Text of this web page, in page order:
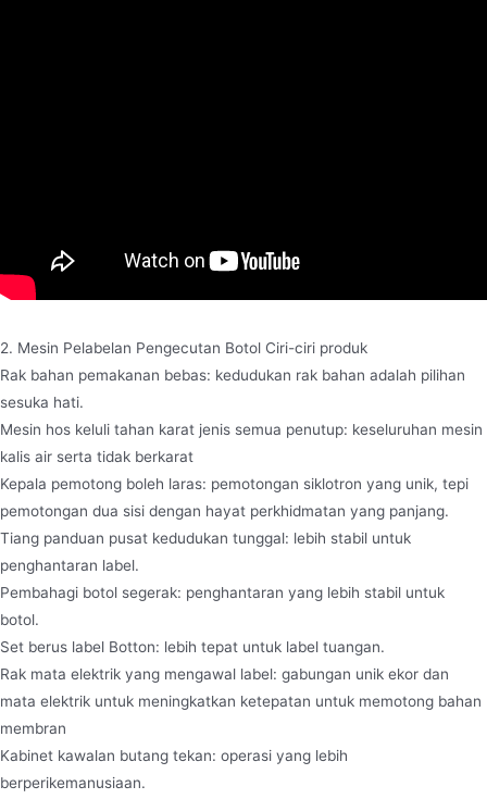
2. Mesin Pelabelan Pengecutan Botol Ciri-ciri produk
Rak bahan pemakanan bebas: kedudukan rak bahan adalah pilihan
sesuka hati.
Mesin hos keluli tahan karat jenis semua penutup: keseluruhan mesin
kalis air serta tidak berkarat
Kepala pemotong boleh laras: pemotongan siklotron yang unik, tepi
pemotongan dua sisi dengan hayat perkhidmatan yang panjang.
Tiang panduan pusat kedudukan tunggal: lebih stabil untuk
penghantaran label.
Pembahagi botol segerak: penghantaran yang lebih stabil untuk
botol.
Set berus label Botton: lebih tepat untuk label tuangan.
Rak mata elektrik yang mengawal label: gabungan unik ekor dan
mata elektrik untuk meningkatkan ketepatan untuk memotong bahan
membran
Kabinet kawalan butang tekan: operasi yang lebih
berperikemanusiaan.